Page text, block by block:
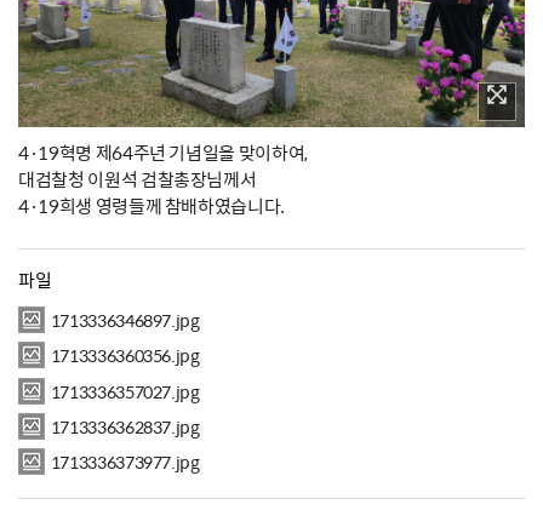
4·19혁명 제64주년 기념일을 맞이하여,
대검찰청 이원석 검찰총장님께서
4·19희생 영령들께 참배하였습니다.
파일
1713336346897.jpg
1713336360356.jpg
1713336357027.jpg
1713336362837.jpg
1713336373977.jpg